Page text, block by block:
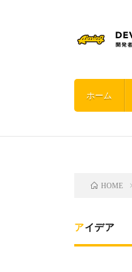
ホーム
HOME
アイデア